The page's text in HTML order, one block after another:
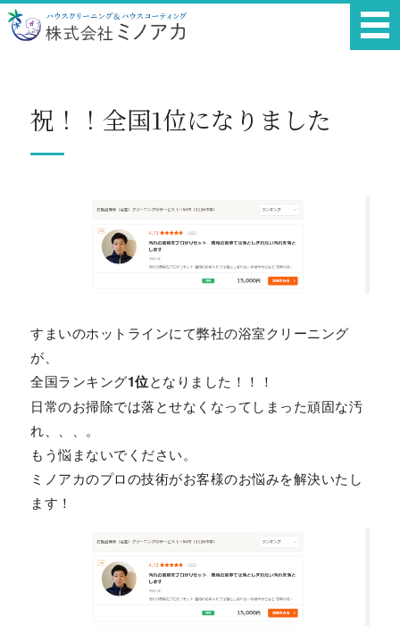
サービス・料金一覧
ご利用案内
お問い合わせ
祝！！全国1位になりました
すまいのホットラインにて弊社の浴室クリーニング
が、
全国ランキング1位となりました！！！
日常のお掃除では落とせなくなってしまった頑固な汚
れ、、、。
もう悩まないでください。
ミノアカのプロの技術がお客様のお悩みを解決いたし
ます！